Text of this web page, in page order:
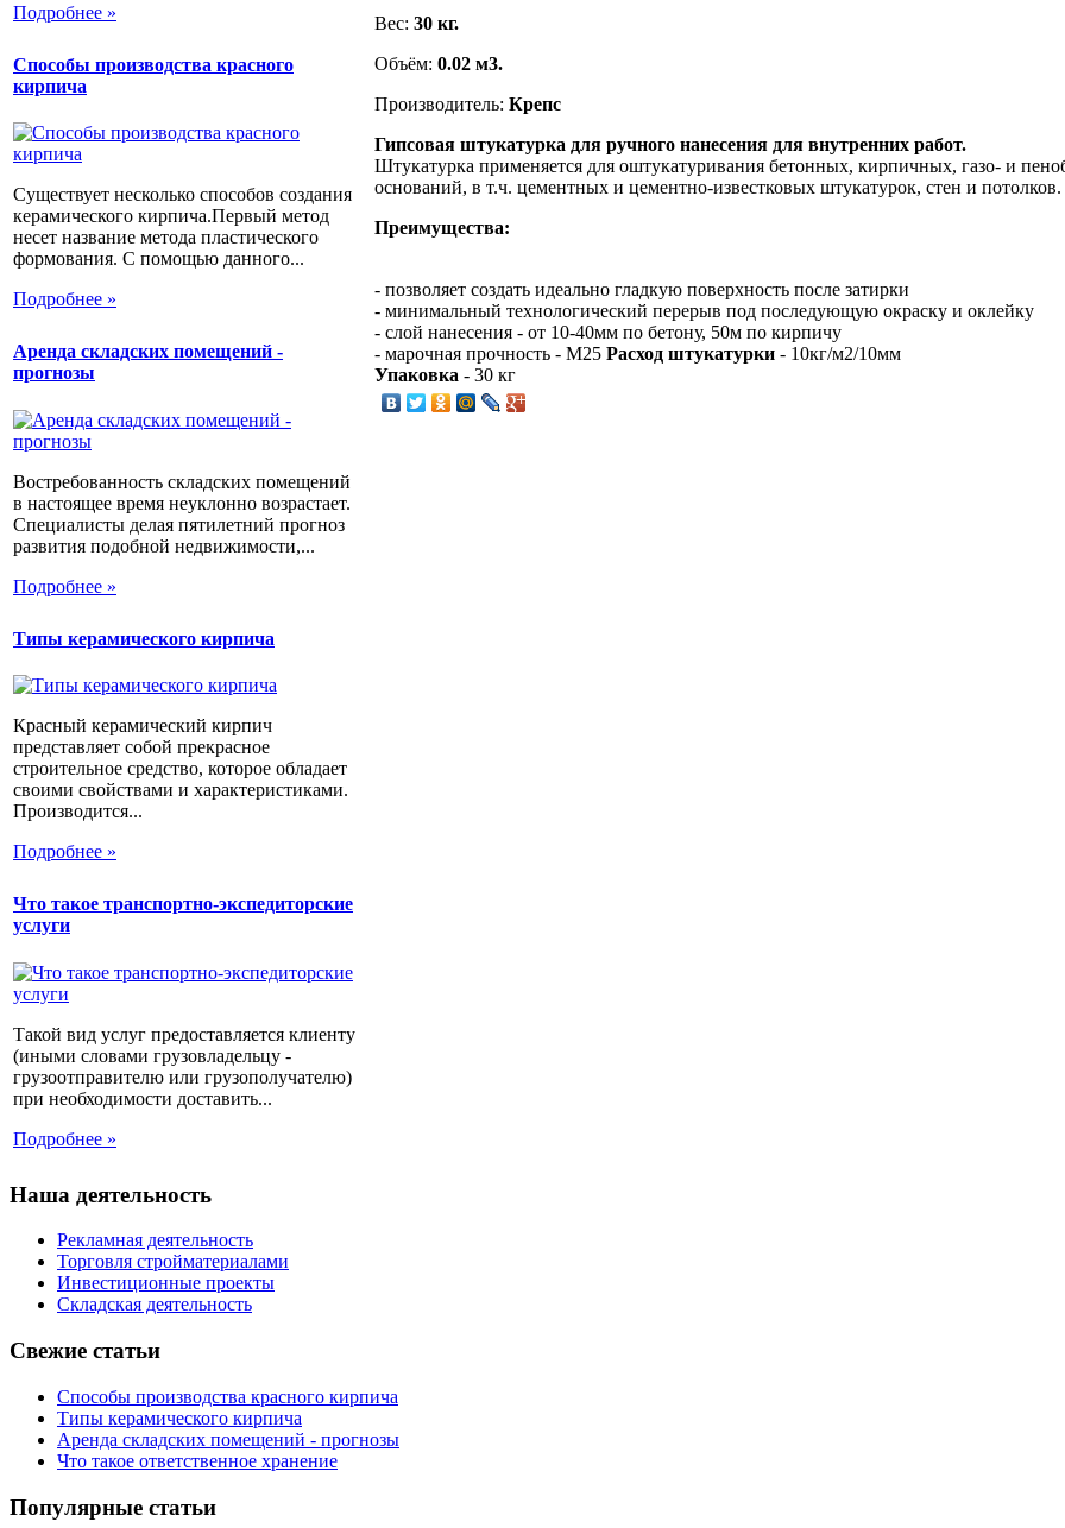
Подробнее »
Способы производства красного
кирпича
Существует несколько способов создания
керамического кирпича.Первый метод
несет название метода пластического
формования. С помощью данного...
Подробнее »
Аренда складских помещений -
прогнозы
Востребованность складских помещений
в настоящее время неуклонно возрастает.
Специалисты делая пятилетний прогноз
развития подобной недвижимости,...
Подробнее »
Типы керамического кирпича
Красный керамический кирпич
представляет собой прекрасное
строительное средство, которое обладает
своими свойствами и характеристиками.
Производится...
Подробнее »
Что такое транспортно-экспедиторские
услуги
Такой вид услуг предоставляется клиенту
(иными словами грузовладельцу -
грузоотправителю или грузополучателю)
при необходимости доставить...
Подробнее »
Вес: 30 кг.
Объём: 0.02 м3.
Производитель: Крепс
Гипсовая штукатурка для ручного нанесения для внутренних работ.
Штукатурка применяется для оштукатуривания бетонных, кирпичных, газо- и
оснований, в т.ч. цементных и цементно-известковых штукатурок, стен и потолков.
Преимущества:
- позволяет создать идеально гладкую поверхность после затирки
- минимальный технологический перерыв под последующую окраску и оклейку
- слой нанесения - от 10-40мм по бетону, 50м по кирпичу
- марочная прочность - М25 Расход штукатурки - 10кг/м2/10мм
Упаковка - 30 кг
Наша деятельность
Рекламная деятельность
Торговля стройматериалами
Инвестиционные проекты
Складская деятельность
Свежие статьи
Способы производства красного кирпича
Типы керамического кирпича
Аренда складских помещений - прогнозы
Что такое ответственное хранение
Популярные статьи